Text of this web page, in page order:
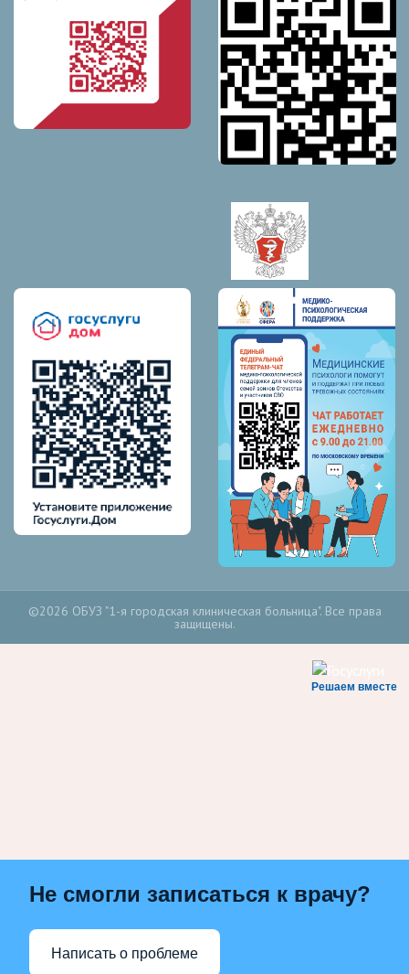
©2026 ОБУЗ "1-я городская клиническая больница". Все права
защищены.
Решаем вместе
Не смогли записаться к врачу?
Написать о проблеме